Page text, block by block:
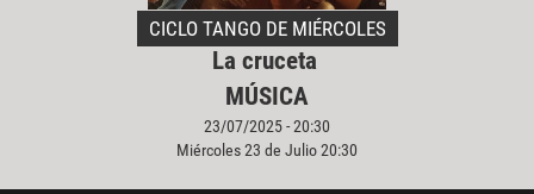
CICLO TANGO DE MIÉRCOLES
La cruceta
MÚSICA
23/07/2025 - 20:30
Miércoles 23 de Julio 20:30